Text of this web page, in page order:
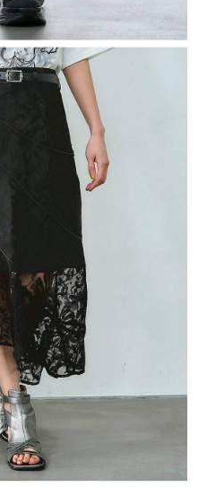
資訊註冊。若發現惡意使用之情形，
戶之使用額度並採取法律行動。